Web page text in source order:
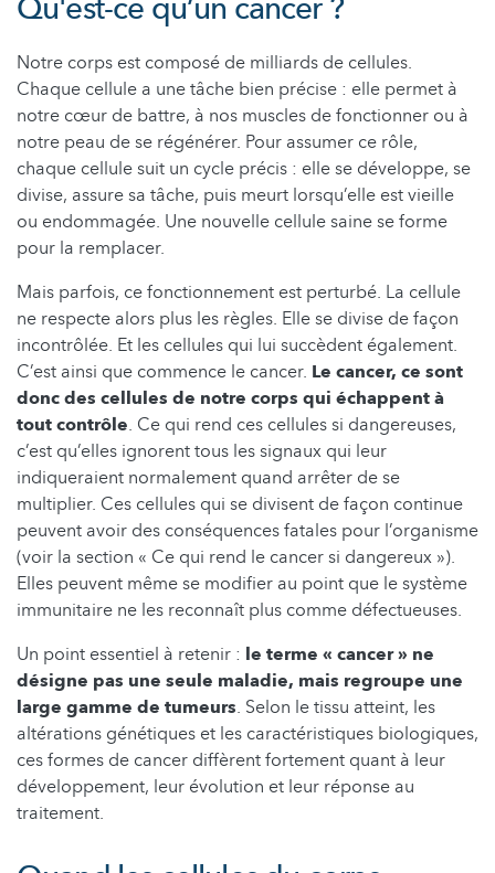
Qu'est-ce qu’un cancer ?
Notre corps est composé de milliards de cellules.
Chaque cellule a une tâche bien précise : elle permet à
notre cœur de battre, à nos muscles de fonctionner ou à
notre peau de se régénérer. Pour assumer ce rôle,
chaque cellule suit un cycle précis : elle se développe, se
divise, assure sa tâche, puis meurt lorsqu’elle est vieille
ou endommagée. Une nouvelle cellule saine se forme
pour la remplacer.
Mais parfois, ce fonctionnement est perturbé. La cellule
ne respecte alors plus les règles. Elle se divise de façon
incontrôlée. Et les cellules qui lui succèdent également.
C’est ainsi que commence le cancer. Le cancer, ce sont
donc des cellules de notre corps qui échappent à
tout contrôle. Ce qui rend ces cellules si dangereuses,
c’est qu’elles ignorent tous les signaux qui leur
indiqueraient normalement quand arrêter de se
multiplier. Ces cellules qui se divisent de façon continue
peuvent avoir des conséquences fatales pour l’organisme
(voir la section « Ce qui rend le cancer si dangereux »).
Elles peuvent même se modifier au point que le système
immunitaire ne les reconnaît plus comme défectueuses.
Un point essentiel à retenir : le terme « cancer » ne
désigne pas une seule maladie, mais regroupe une
large gamme de tumeurs. Selon le tissu atteint, les
altérations génétiques et les caractéristiques biologiques,
ces formes de cancer diffèrent fortement quant à leur
développement, leur évolution et leur réponse au
traitement.